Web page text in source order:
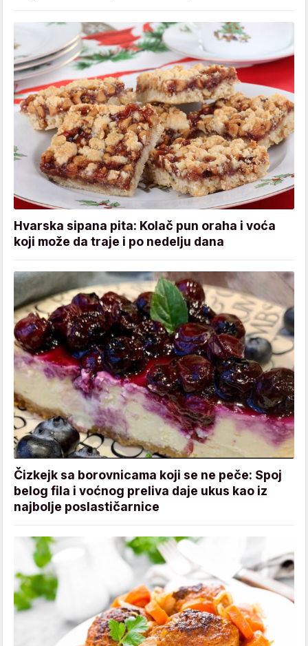
Hvarska sipana pita: Kolač pun oraha i voća
koji može da traje i po nedelju dana
Čizkejk sa borovnicama koji se ne peče: Spoj
belog fila i voćnog preliva daje ukus kao iz
najbolje poslastičarnice